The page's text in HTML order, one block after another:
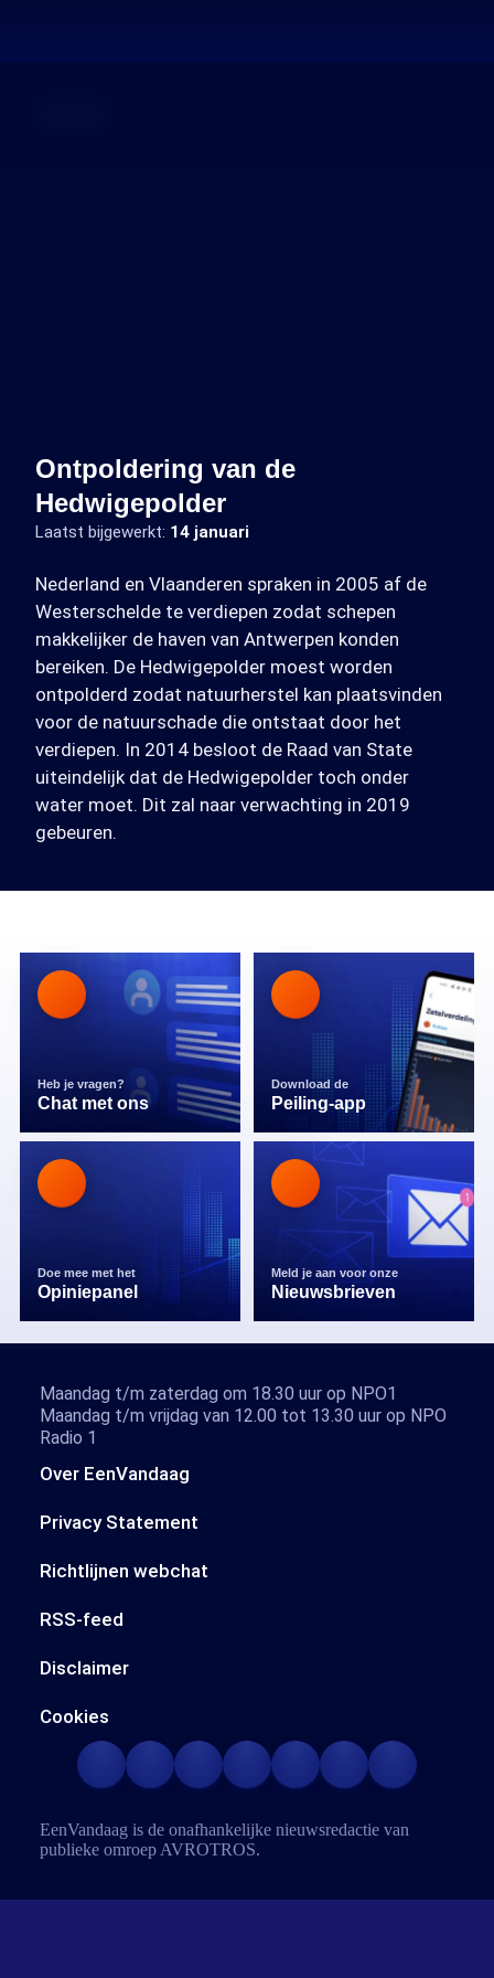
Ontpoldering van de
Hedwigepolder
Laatst bijgewerkt: 14 januari
Nederland en Vlaanderen spraken in 2005 af de
Westerschelde te verdiepen zodat schepen
makkelijker de haven van Antwerpen konden
bereiken. De Hedwigepolder moest worden
ontpolderd zodat natuurherstel kan plaatsvinden
voor de natuurschade die ontstaat door het
verdiepen. In 2014 besloot de Raad van State
uiteindelijk dat de Hedwigepolder toch onder
water moet. Dit zal naar verwachting in 2019
gebeuren.
Heb je vragen?
Chat met ons
Download de
Peiling-app
Doe mee met het
Opiniepanel
Meld je aan voor onze
Nieuwsbrieven
Over EenVandaag
Privacy Statement
Richtlijnen webchat
RSS-feed
Disclaimer
Cookies
Maandag t/m zaterdag om 18.30 uur op NPO1
Maandag t/m vrijdag van 12.00 tot 13.30 uur op NPO
Radio 1
EenVandaag is de onafhankelijke nieuwsredactie van
publieke omroep AVROTROS.